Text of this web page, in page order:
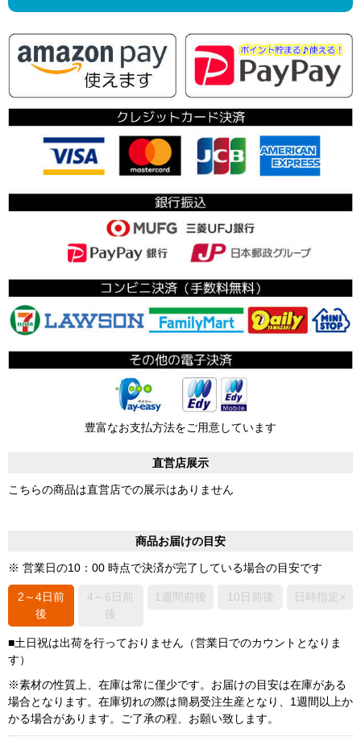
豊富なお支払方法をご用意しています
直営店展示
こちらの商品は直営店での展示はありません
商品お届けの目安
※ 営業日の10：00 時点で決済が完了している場合の目安です
2～4日前
後
4～6日前
後
1週間前後 10日前後 日時指定×
■土日祝は出荷を行っておりません（営業日でのカウントとなりま
す）
※素材の性質上、在庫は常に僅少です。お届けの目安は在庫がある
場合となります。在庫切れの際は簡易受注生産となり、1週間以上か
かる場合があります。ご了承の程、お願い致します。